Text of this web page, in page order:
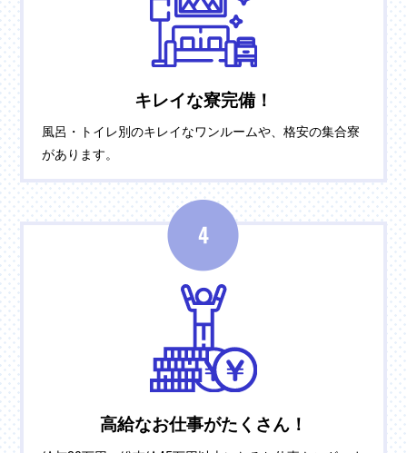
キレイな寮完備！
風呂・トイレ別のキレイなワンルームや、格安の集合寮
があります。
高給なお仕事がたくさん！